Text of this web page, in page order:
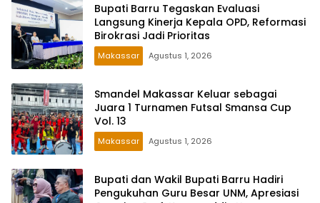
Bupati Barru Tegaskan Evaluasi
Langsung Kinerja Kepala OPD, Reformasi
Birokrasi Jadi Prioritas
Makassar Agustus 1, 2026
Smandel Makassar Keluar sebagai
Juara 1 Turnamen Futsal Smansa Cup
Vol. 13
Makassar Agustus 1, 2026
Bupati dan Wakil Bupati Barru Hadiri
Pengukuhan Guru Besar UNM, Apresiasi